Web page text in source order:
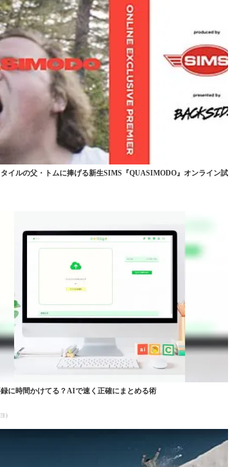
イルの父・トムに捧げる新生SIMS『QUASIMODO』オンライン試
録に時間かけてる？AIで速く正確にまとめる術
)